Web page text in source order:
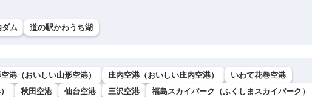
ダム 道の駅かわうち湖
港（おいしい山形空港） 庄内空港（おいしい庄内空港）
いわて花巻空港
秋田空港 仙台空港 三沢空港 福島スカイパーク（ふくしまスカイパーク）